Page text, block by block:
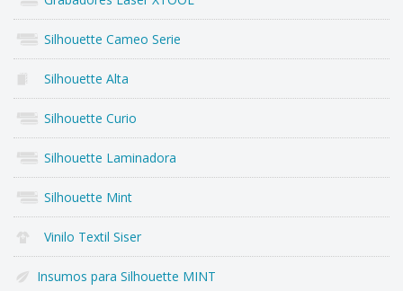
Silhouette Cameo Serie
Silhouette Alta
Silhouette Curio
Silhouette Laminadora
Silhouette Mint
Vinilo Textil Siser
Insumos para Silhouette MINT